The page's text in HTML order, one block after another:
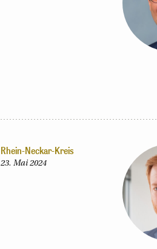
Rhein-Neckar-Kreis
23. Mai 2024